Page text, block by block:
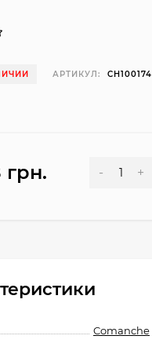
АРТИКУЛ: CH100174
грн. - +
Comanche